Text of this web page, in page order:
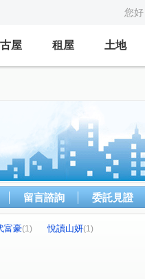
您
屋 租屋 土地
留言諮詢 委託見證
富豪(1) 悅讀山妍(1)